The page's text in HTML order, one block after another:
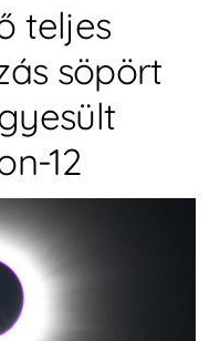
teljes
söpört
12